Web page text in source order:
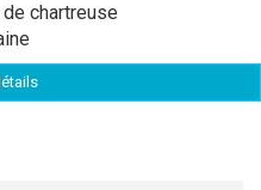
de chartreuse